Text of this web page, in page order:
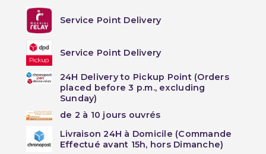
Service Point Delivery
Service Point Delivery
24H Delivery to Pickup Point (Orders
placed before 3 p.m., excluding
Sunday)
de 2 à 10 jours ouvrés
Livraison 24H à Domicile (Commande
Effectué avant 15h, hors Dimanche)